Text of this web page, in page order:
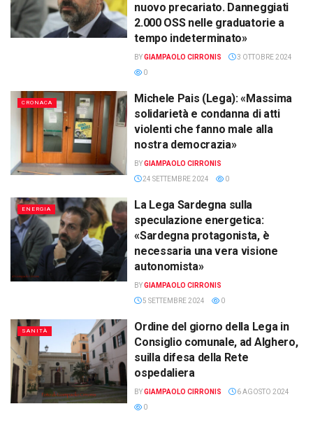
nuovo precariato. Danneggiati
2.000 OSS nelle graduatorie a
tempo indeterminato»
BYGIAMPAOLO CIRRONIS
3 OTTOBRE 2024
0
CRONACA
Michele Pais (Lega): «Massima
solidarietà e condanna di atti
violenti che fanno male alla
nostra democrazia»
BYGIAMPAOLO CIRRONIS
24 SETTEMBRE 2024
0
ENERGIA
La Lega Sardegna sulla
speculazione energetica:
«Sardegna protagonista, è
necessaria una vera visione
autonomista»
BYGIAMPAOLO CIRRONIS
5 SETTEMBRE 2024
0
SANITÀ
Ordine del giorno della Lega in
Consiglio comunale, ad Alghero,
suilla difesa della Rete
ospedaliera
BYGIAMPAOLO CIRRONIS
6 AGOSTO 2024
0